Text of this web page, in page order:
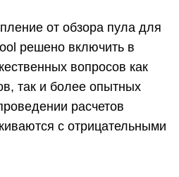
от обзора пула для
решено включить в
вопросов как
так и более опытных
расчетов
с отрицательными